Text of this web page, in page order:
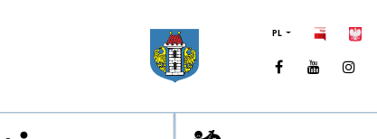
PL
Facebook